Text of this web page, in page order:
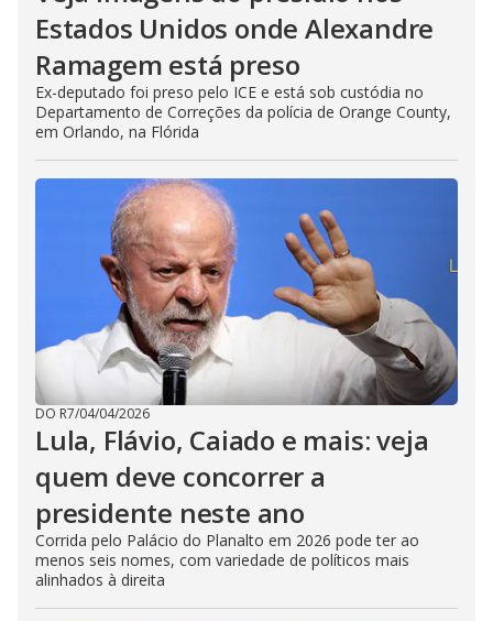
Estados Unidos onde Alexandre
Ramagem está preso
Ex-deputado foi preso pelo ICE e está sob custódia no
Departamento de Correções da polícia de Orange County,
em Orlando, na Flórida
DO R7/04/04/2026
Lula, Flávio, Caiado e mais: veja
quem deve concorrer a
presidente neste ano
Corrida pelo Palácio do Planalto em 2026 pode ter ao
menos seis nomes, com variedade de políticos mais
alinhados à direita